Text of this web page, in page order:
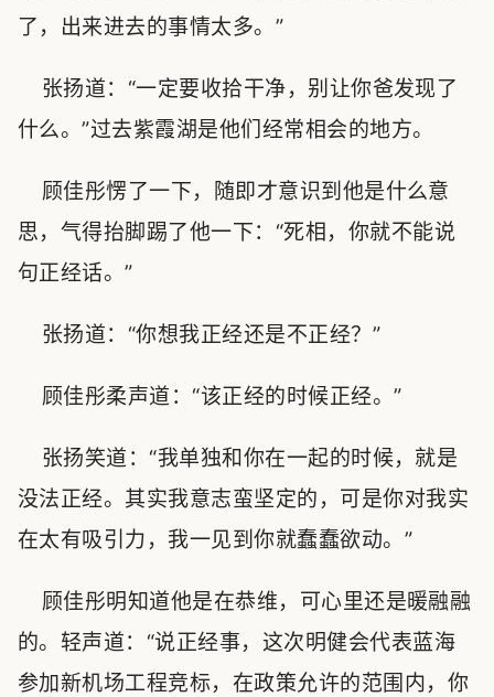
了，出来进去的事情太多。”
张扬道：“一定要收拾干净，别让你爸发现了
什么。”过去紫霞湖是他们经常相会的地方。
顾佳彤愣了一下，随即才意识到他是什么意
思，气得抬脚踢了他一下：“死相，你就不能说
句正经话。”
张扬道：“你想我正经还是不正经？”
顾佳彤柔声道：“该正经的时候正经。”
张扬笑道：“我单独和你在一起的时候，就是
没法正经。其实我意志蛮坚定的，可是你对我实
在太有吸引力，我一见到你就蠢蠢欲动。”
顾佳彤明知道他是在恭维，可心里还是暖融融
的。轻声道：“说正经事，这次明健会代表蓝海
参加新机场工程竞标，在政策允许的范围内，你